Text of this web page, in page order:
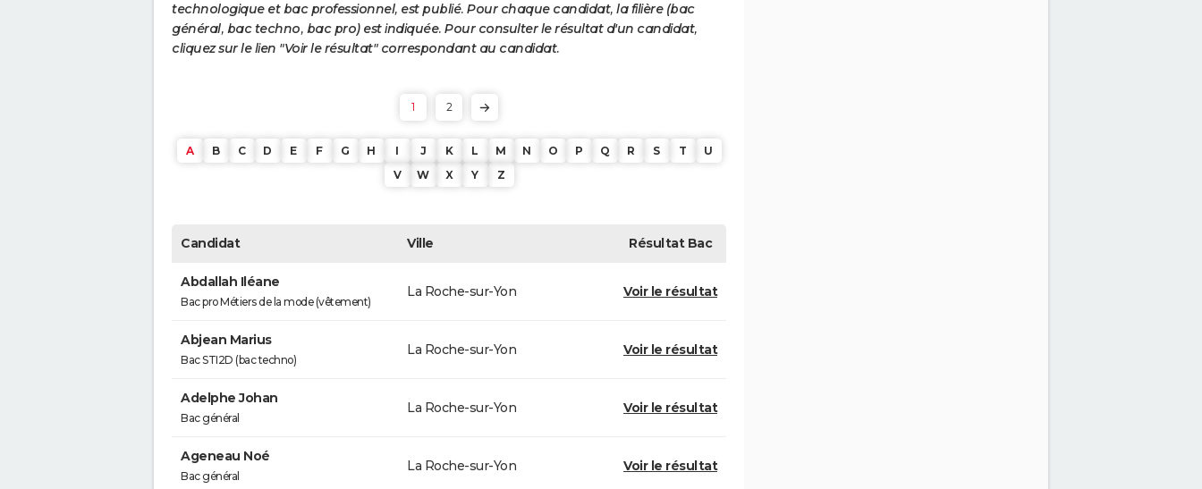
technologique et bac professionnel, est publié. Pour chaque candidat, la filière (bac
général, bac techno, bac pro) est indiquée. Pour consulter le résultat d'un candidat,
cliquez sur le lien "Voir le résultat" correspondant au candidat.
1 2
A B C D E F G H I J K L M N O P Q R S T
U
V
W X Y Z
Candidat Ville RésultatBac
Abdallah Iléane
Bac pro Métiers de la mode (vêtement)
La Roche-sur-Yon Voir le résultat
Abjean Marius
Bac STI2D (bac techno)
La Roche-sur-Yon Voir le résultat
Adelphe Johan
Bac général
La Roche-sur-Yon Voir le résultat
Ageneau Noé
Bac général
La Roche-sur-Yon Voir le résultat